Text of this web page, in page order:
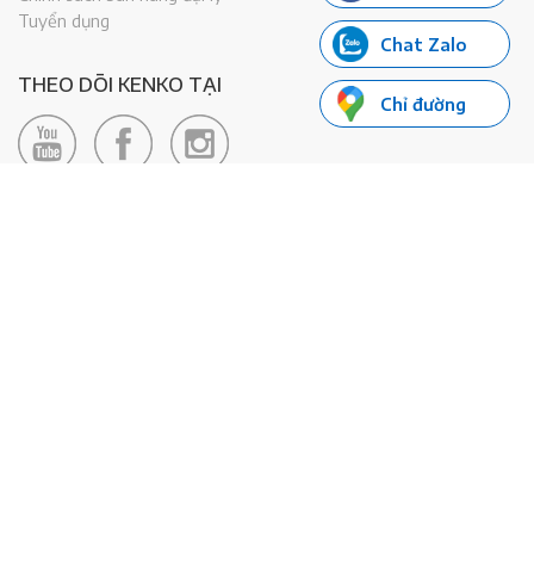
Chat Zalo
Chỉ đường
Tuyển dụng
THEO DÕI KENKO TẠI